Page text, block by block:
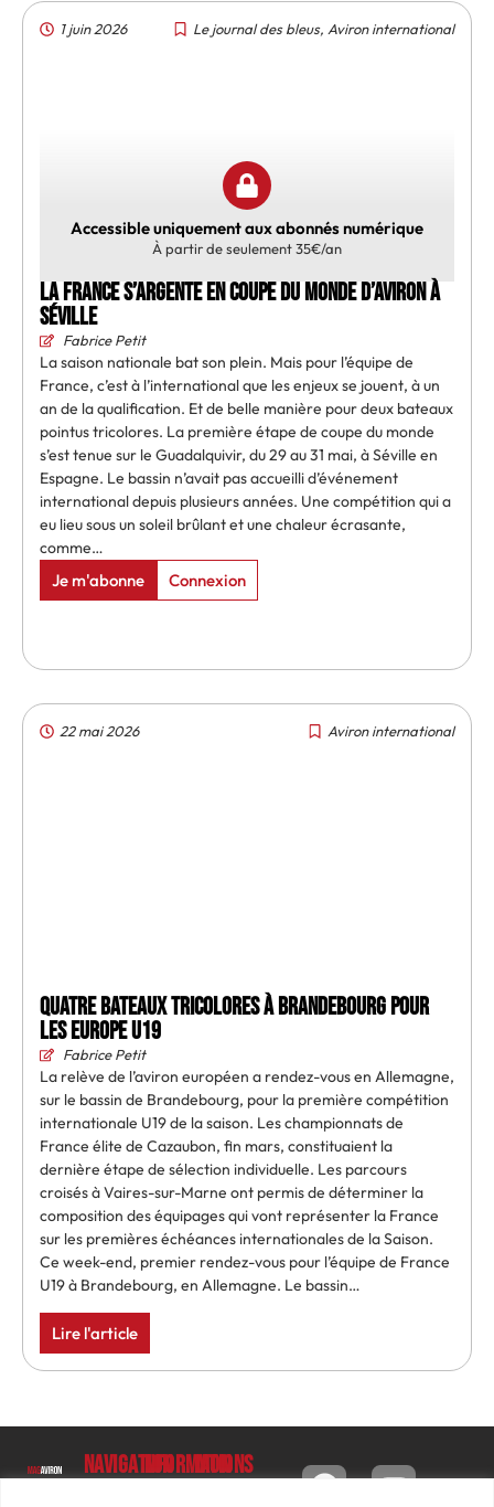
1 juin 2026 Le journal des bleus, Aviron international
Accessible uniquement aux abonnés numérique
À partir de seulement 35€/an
La France s’argente en coupe du monde d’aviron à
Séville
Fabrice Petit
La saison nationale bat son plein. Mais pour l’équipe de
France, c’est à l’international que les enjeux se jouent, à un
an de la qualification. Et de belle manière pour deux bateaux
pointus tricolores. La première étape de coupe du monde
s’est tenue sur le Guadalquivir, du 29 au 31 mai, à Séville en
Espagne. Le bassin n’avait pas accueilli d’événement
international depuis plusieurs années. Une compétition qui a
eu lieu sous un soleil brûlant et une chaleur écrasante,
comme…
Je m'abonne Connexion
22 mai 2026 Aviron international
Quatre bateaux tricolores à Brandebourg pour
les Europe U19
Fabrice Petit
La relève de l’aviron européen a rendez-vous en Allemagne,
sur le bassin de Brandebourg, pour la première compétition
internationale U19 de la saison. Les championnats de
France élite de Cazaubon, fin mars, constituaient la
dernière étape de sélection individuelle. Les parcours
croisés à Vaires-sur-Marne ont permis de déterminer la
composition des équipages qui vont représenter la France
sur les premières échéances internationales de la Saison.
Ce week-end, premier rendez-vous pour l’équipe de France
U19 à Brandebourg, en Allemagne. Le bassin…
Lire l'article
NavigationInformations
Mon